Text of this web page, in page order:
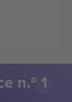
n.º 1